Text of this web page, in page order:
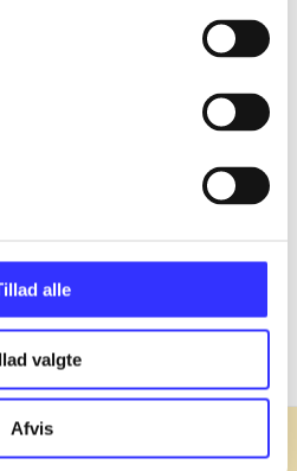
alle
valgte
Afvis
3. klasse